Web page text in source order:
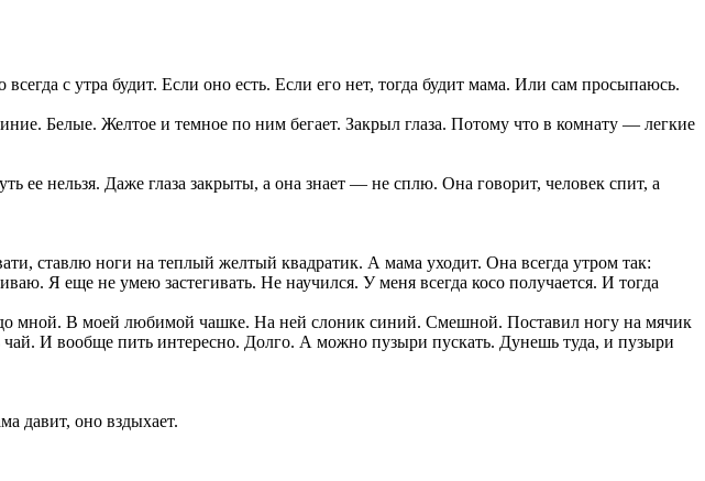
с утра будит. Если оно есть. Если его нет, тогда будит мама. Или сам просыпаюсь.
Белые. Желтое и темное по ним бегает. Закрыл глаза. Потому что в комнату — легкие
ее нельзя. Даже глаза закрыты, а она знает — не сплю. Она говорит, человек спит, а
ставлю ноги на теплый желтый квадратик. А мама уходит. Она всегда утром так:
Я еще не умею застегивать. Не научился. У меня всегда косо получается. И тогда
мной. В моей любимой чашке. На ней слоник синий. Смешной. Поставил ногу на мячик
чай. И вообще пить интересно. Долго. А можно пузыри пускать. Дунешь туда, и пузыри
давит, оно вздыхает.